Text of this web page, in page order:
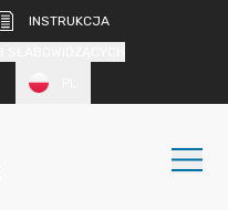
INSTRUKCJA